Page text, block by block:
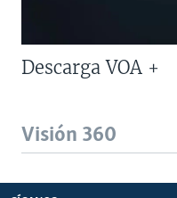
Descarga VOA +
Visión 360